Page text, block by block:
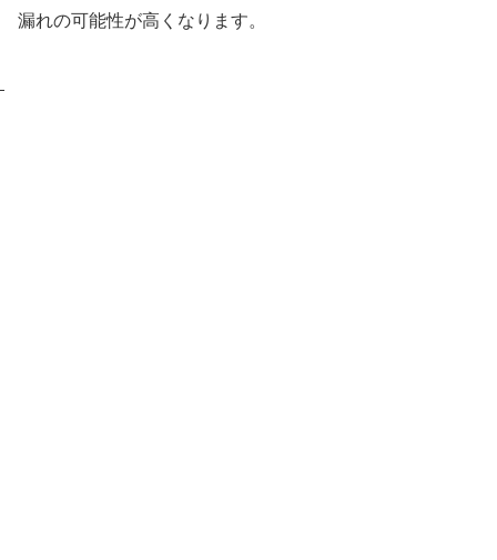
漏れの可能性が高くなります。